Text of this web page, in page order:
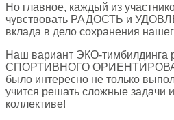
Но главное, каждый из
чувствовать РАДОСТЬ и
вклада в дело сохранения
Наш вариант ЭКО-тимбилдинга
СПОРТИВНОГО
было интересно не только
учится решать сложные задачи
коллективе!